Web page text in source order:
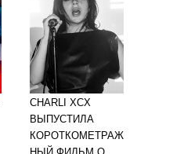
CHARLI XCX
ВЫПУСТИЛА
КОРОТКОМЕТРАЖ